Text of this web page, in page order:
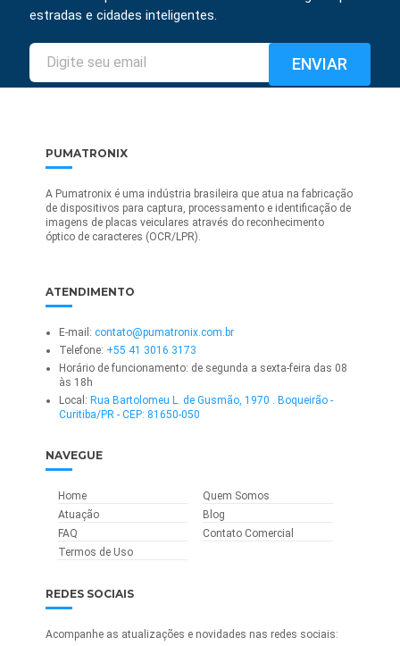
estradas e cidades inteligentes.
PUMATRONIX
A Pumatronix é uma indústria brasileira que atua na fabricação
de dispositivos para captura, processamento e identificação de
imagens de placas veiculares através do reconhecimento
óptico de caracteres (OCR/LPR).
ATENDIMENTO
E-mail: contato@pumatronix.com.br
Telefone: +55 41 3016 3173
Horário de funcionamento: de segunda a sexta-feira das 08
às 18h
Local: Rua Bartolomeu L. de Gusmão, 1970 . Boqueirão -
Curitiba/PR - CEP: 81650-050
NAVEGUE
Home
Quem Somos
Atuação
Blog
FAQ
Contato Comercial
Termos de Uso
REDES SOCIAIS
Acompanhe as atualizações e novidades nas redes sociais: